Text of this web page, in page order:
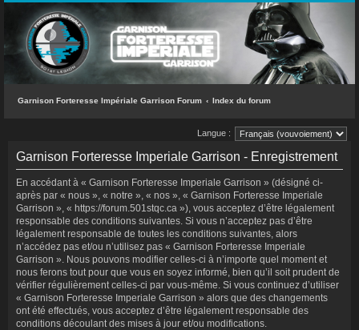
INDEX DU FORUM
ACCÈS RAPIDE
Messages sans réponse
Sujets actifs
L’équipe du forum
FAQ
CONNEXION
RECHERCHER
Garnison Forteresse Impériale Garrison Forum Index du forum
Langue :
Garnison Forteresse Imperiale Garrison - Enregistrement
En accédant à « Garnison Forteresse Imperiale Garrison » (désigné ci-
après par « nous », « notre », « nos », « Garnison Forteresse Imperiale
Garrison », « https://forum.501stqc.ca »), vous acceptez d’être légalement
responsable des conditions suivantes. Si vous n’acceptez pas d’être
légalement responsable de toutes les conditions suivantes, alors
n’accédez pas et/ou n’utilisez pas « Garnison Forteresse Imperiale
Garrison ». Nous pouvons modifier celles-ci à n’importe quel moment et
nous ferons tout pour que vous en soyez informé, bien qu’il soit prudent de
vérifier régulièrement celles-ci par vous-même. Si vous continuez d’utiliser
« Garnison Forteresse Imperiale Garrison » alors que des changements
ont été effectués, vous acceptez d’être légalement responsable des
conditions découlant des mises à jour et/ou modifications.